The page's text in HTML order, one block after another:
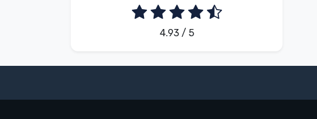
4.93 / 5